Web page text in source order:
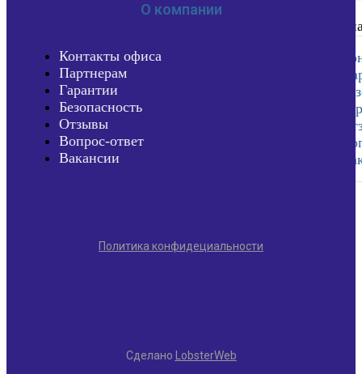
О компании
Контакты офиса
Партнерам
Гарантии
Безопасность
Отзывы
Вопрос-ответ
Вакансии
Политика конфидециальности
Сделано LobsterWeb